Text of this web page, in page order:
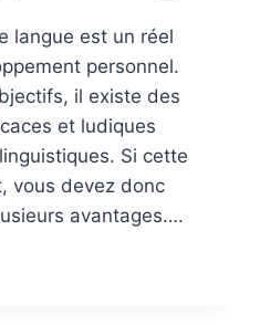
langue est un réel
personnel.
il existe des
et ludiques
Si cette
vous devez donc
avantages….